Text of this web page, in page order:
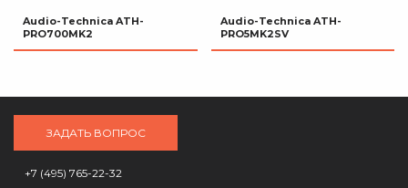
Audio-Technica ATH-
PRO700MK2
Audio-Technica ATH-
PRO5MK2SV
ЗАДАТЬ ВОПРОС
+7 (495) 765-22-32